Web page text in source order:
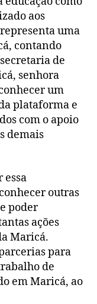
aos
uma
contando
de
senhora
um
plataforma e
com o apoio
demais
essa
outras
poder
ações
Maricá.
para
de
em Maricá, ao